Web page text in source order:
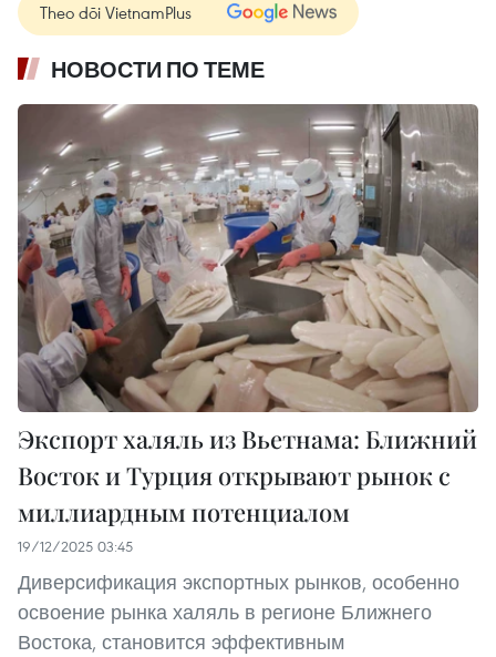
Theo dõi VietnamPlus
НОВОСТИ ПО ТЕМЕ
Экспорт халяль из Вьетнама: Ближний
Восток и Турция открывают рынок с
миллиардным потенциалом
19/12/2025 03:45
Диверсификация экспортных рынков, особенно
освоение рынка халяль в регионе Ближнего
Востока, становится эффективным